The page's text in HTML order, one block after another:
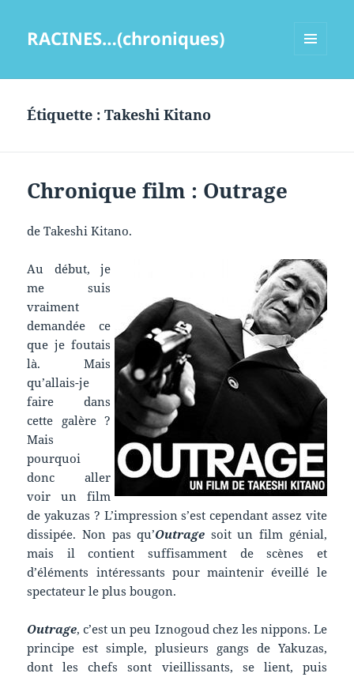
RACINES…(chroniques)
Étiquette :Takeshi Kitano
Chronique film : Outrage
de Takeshi Kitano.
Au début, je
me suis
vraiment
demandée ce
que je foutais
là. Mais
qu’allais-je
faire dans
cette galère ?
Mais
pourquoi
donc aller
voir un film
de yakuzas ? L’impression s’est cependant assez vite
dissipée. Non pas qu’Outrage soit un film génial,
mais il contient suffisamment de scènes et
d’éléments intéressants pour maintenir éveillé le
spectateur le plus bougon.
Outrage, c’est un peu Iznogoud chez les nippons. Le
principe est simple, plusieurs gangs de Yakuzas,
dont les chefs sont vieillissants, se lient, puis